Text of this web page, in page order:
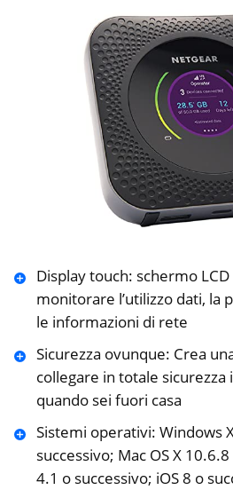
Display touch: schermo
monitorare l’utilizzo dati, la
le informazioni di rete
Sicurezza ovunque: Crea
collegare in totale
quando sei fuori casa
Sistemi operativi: Windows
successivo; Mac OS X
4.1 o successivo; iOS 8 o